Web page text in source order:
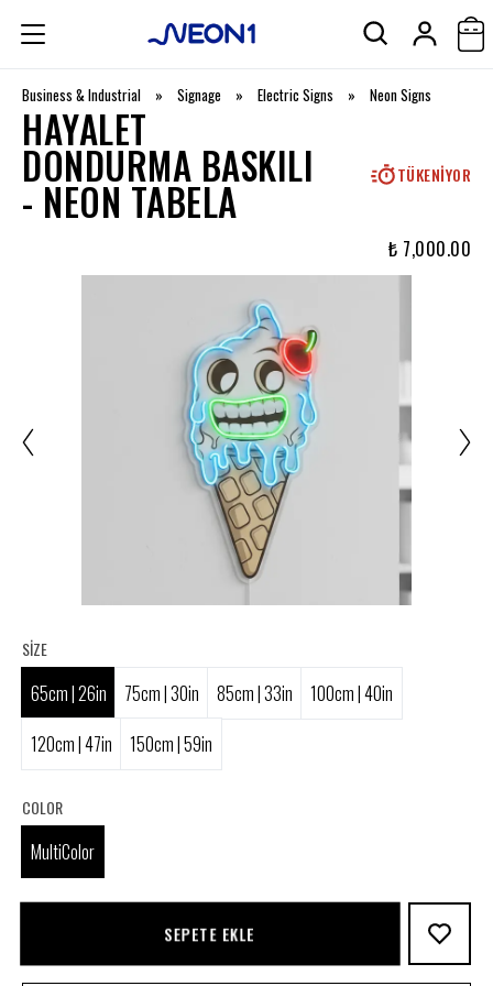
Business & Industrial » Signage » Electric Signs » Neon Signs
HAYALET
DONDURMA BASKILI
- NEON TABELA
TÜKENIYOR
₺ 7,000.00
SIZE
65cm | 26in 75cm | 30in 85cm | 33in
100cm | 40in
120cm | 47in
150cm | 59in
COLOR
MultiColor
SEPETE EKLE